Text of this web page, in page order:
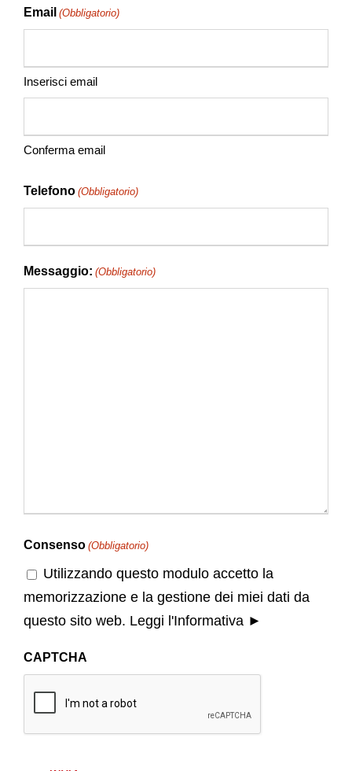
Email (Obbligatorio)
Inserisci email
Conferma email
Telefono (Obbligatorio)
Messaggio: (Obbligatorio)
Consenso (Obbligatorio)
Utilizzando questo modulo accetto la
memorizzazione e la gestione dei miei dati da
questo sito web. Leggi l'Informativa ►
CAPTCHA